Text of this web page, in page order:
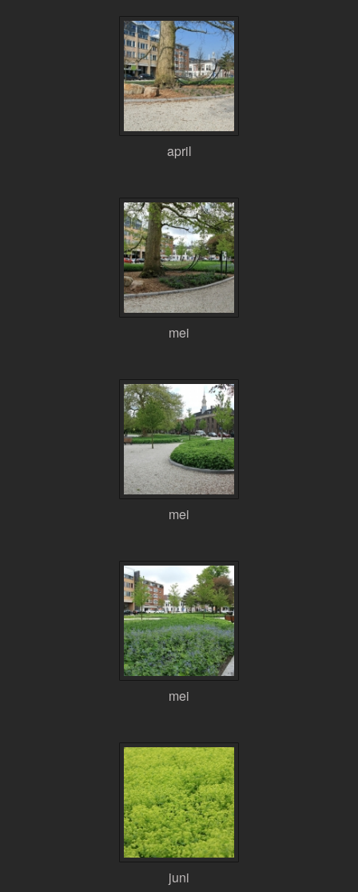
april
mei
mei
mei
juni